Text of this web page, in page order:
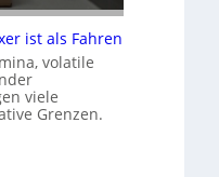
ist als Fahren
volatile
viele
Grenzen.